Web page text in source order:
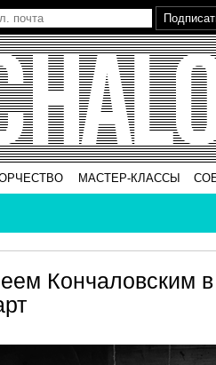
МАСТЕР-КЛАССЫ
Кончаловским